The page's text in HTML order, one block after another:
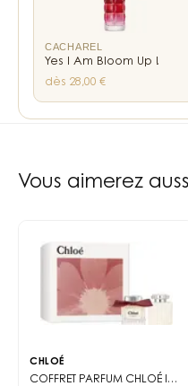
CACHAREL
Yes I Am Bloom Up !
dès 28,00 €
liens internes vers
Vous aimerez
CHLOÉ
COFFRET PARFUM CHLOÉ INTENSE